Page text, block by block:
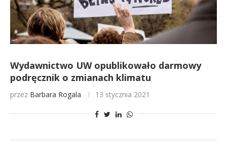
Wydawnictwo UW opublikowało darmowy
podręcznik o zmianach klimatu
przez Barbara Rogala 13 stycznia 2021